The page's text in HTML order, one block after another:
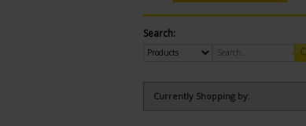
Search:
Currently Shopping by: